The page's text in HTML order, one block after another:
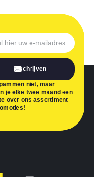
Inschrijven
niet, maar
je elke twee maand een
over ons assortiment